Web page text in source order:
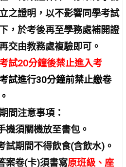
之證明，以不影響同學考試
，於考後再至學務處補開證
交由教務處複驗即可。
試20分鐘後禁止進入考
試進行30分鐘前禁止繳卷
。
間注意事項：
機須關機放至書包。
試期間不得飲食(含飲水)。
案卷(卡)須書寫原班級、座